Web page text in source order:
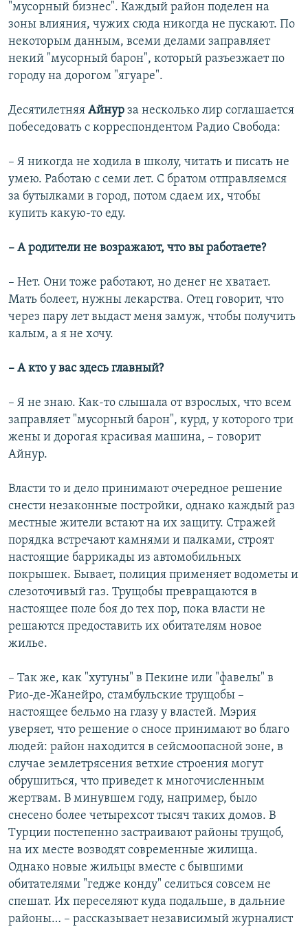
"мусорный бизнес". Каждый район поделен на
зоны влияния, чужих сюда никогда не пускают. По
некоторым данным, всеми делами заправляет
некий "мусорный барон", который разъезжает по
городу на дорогом "ягуаре".
Десятилетняя Айнур за несколько лир соглашается
побеседовать с корреспондентом Радио Свобода:
– Я никогда не ходила в школу, читать и писать не
умею. Работаю с семи лет. С братом отправляемся
за бутылками в город, потом сдаем их, чтобы
купить какую-то еду.
– А родители не возражают, что вы работаете?
– Нет. Они тоже работают, но денег не хватает.
Мать болеет, нужны лекарства. Отец говорит, что
через пару лет выдаст меня замуж, чтобы получить
калым, а я не хочу.
– А кто у вас здесь главный?
– Я не знаю. Как-то слышала от взрослых, что всем
заправляет "мусорный барон", курд, у которого три
жены и дорогая красивая машина, – говорит
Айнур.
Власти то и дело принимают очередное решение
снести незаконные постройки, однако каждый раз
местные жители встают на их защиту. Стражей
порядка встречают камнями и палками, строят
настоящие баррикады из автомобильных
покрышек. Бывает, полиция применяет водометы и
слезоточивый газ. Трущобы превращаются в
настоящее поле боя до тех пор, пока власти не
решаются предоставить их обитателям новое
жилье.
– Так же, как "хутуны" в Пекине или "фавелы" в
Рио-де-Жанейро, стамбульские трущобы –
настоящее бельмо на глазу у властей. Мэрия
уверяет, что решение о сносе принимают во благо
людей: район находится в сейсмоопасной зоне, в
случае землетрясения ветхие строения могут
обрушиться, что приведет к многочисленным
жертвам. В минувшем году, например, было
снесено более четырехсот тысяч таких домов. В
Турции постепенно застраивают районы трущоб,
на их месте возводят современные жилища.
Однако новые жильцы вместе с бывшими
обитателями "гедже конду" селиться совсем не
спешат. Их переселяют куда подальше, в дальние
районы… – рассказывает независимый журналист